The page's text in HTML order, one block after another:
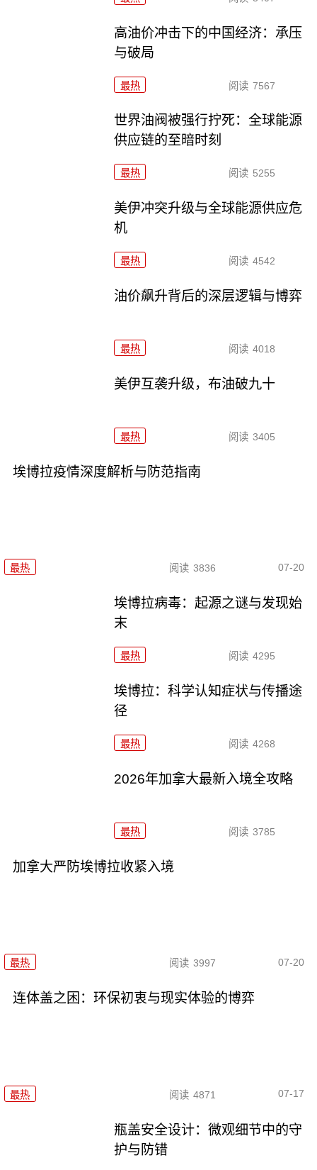
高油价冲击下的中国经济：承压
与破局
最热 阅读 7567
世界油阀被强行拧死：全球能源
供应链的至暗时刻
最热 阅读 5255
美伊冲突升级与全球能源供应危
机
最热 阅读 4542
油价飙升背后的深层逻辑与博弈
最热 阅读 4018
美伊互袭升级，布油破九十
最热 阅读 3405
埃博拉疫情深度解析与防范指南
最热 阅读 3836 07-20
埃博拉病毒：起源之谜与发现始
末
最热 阅读 4295
埃博拉：科学认知症状与传播途
径
最热 阅读 4268
2026年加拿大最新入境全攻略
最热 阅读 3785
加拿大严防埃博拉收紧入境
最热 阅读 3997 07-20
连体盖之困：环保初衷与现实体验的博弈
最热 阅读 4871 07-17
瓶盖安全设计：微观细节中的守
护与防错